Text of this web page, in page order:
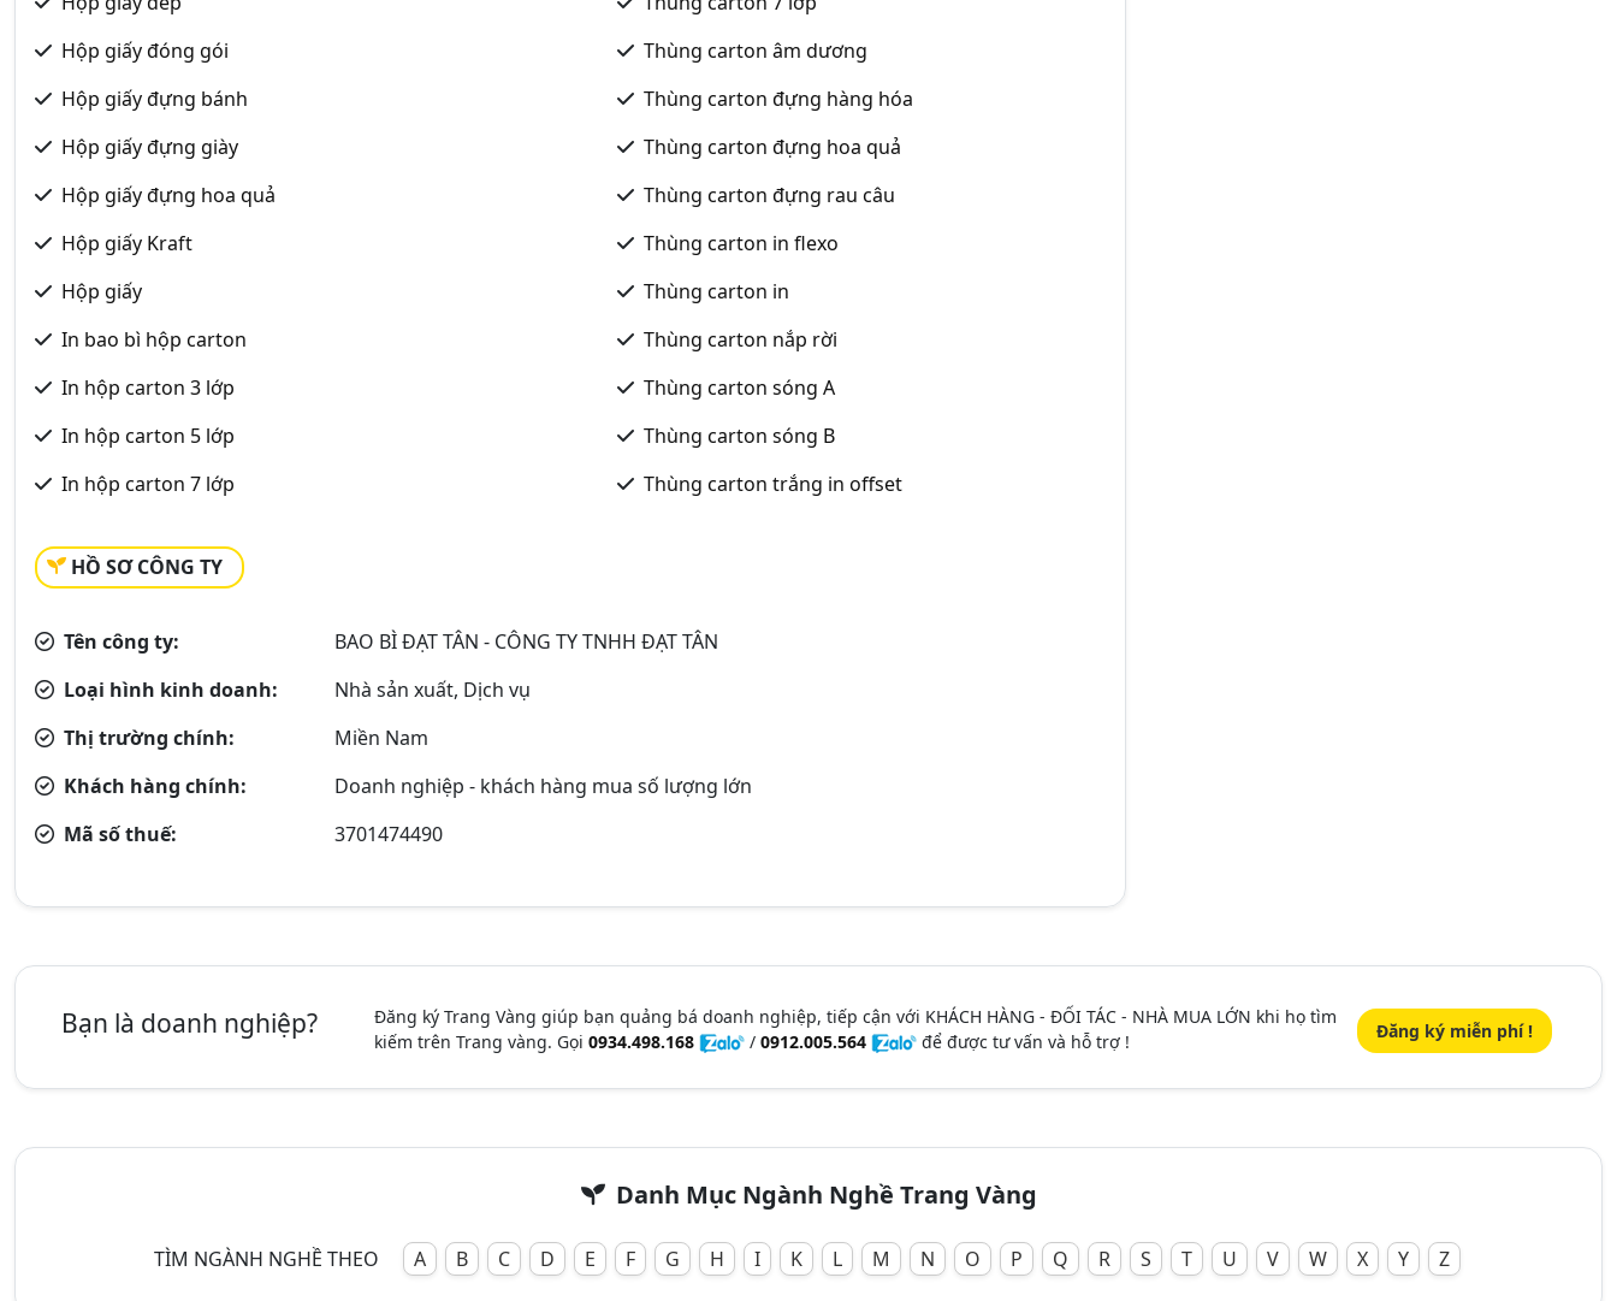
Hộp giấy đóng gói
Hộp giấy đựng bánh
Hộp giấy đựng giày
Hộp giấy đựng hoa quả
Hộp giấy Kraft
Hộp giấy
In bao bì hộp carton
In hộp carton 3 lớp
In hộp carton 5 lớp
In hộp carton 7 lớp
Thùng carton âm dương
Thùng carton đựng hàng hóa
Thùng carton đựng hoa quả
Thùng carton đựng rau câu
Thùng carton in flexo
Thùng carton in
Thùng carton nắp rời
Thùng carton sóng A
Thùng carton sóng B
Thùng carton trắng in offset
HỒ SƠ CÔNG TY
Tên công ty:
BAO BÌ ĐẠT TÂN - CÔNG TY TNHH ĐẠT TÂN
Loại hình kinh doanh:
Nhà sản xuất, Dịch vụ
Thị trường chính:
Miền Nam
Khách hàng chính:
Doanh nghiệp - khách hàng mua số lượng lớn
Mã số thuế:
3701474490
Bạn là doanh nghiệp?
Đăng ký Trang Vàng giúp bạn quảng bá doanh nghiệp, tiếp cận với KHÁCH HÀNG - ĐỐI TÁC - NHÀ MUA LỚN khi họ tìm
kiếm trên Trang vàng. Gọi 0934.498.168 / 0912.005.564 để được tư vấn và hỗ trợ ! Đăng ký miễn phí !
Danh Mục Ngành Nghề Trang Vàng
TÌM NGÀNH NGHỀ THEO A B C D E F G H I K L M N O P Q R S T U V W X Y Z